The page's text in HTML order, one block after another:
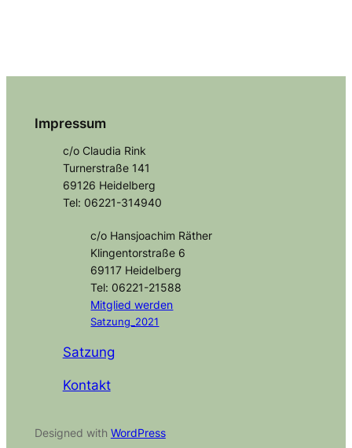
Impressum
c/o Claudia Rink
Turnerstraße 141
69126 Heidelberg
Tel: 06221-314940
c/o Hansjoachim Räther
Klingentorstraße 6
69117 Heidelberg
Tel: 06221-21588
Mitgliedwerden
Satzung_2021
Satzung
Kontakt
Designed with WordPress